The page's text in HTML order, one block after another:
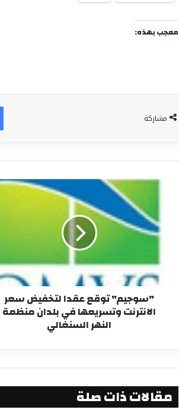
معجب بهذه:
مشاركة
"سوجيم" توقع عقدا لتخفيض سعر
الانترنت وتسريعها في بلدان منظمة
النهر السنغالي
مقالات ذات صلة